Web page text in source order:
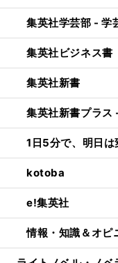
集英社学芸部 - 学
集英社ビジネス書
集英社新書
集英社新書プラス
1日5分で、明日
kotoba
e!集英社
情報・知識＆オ